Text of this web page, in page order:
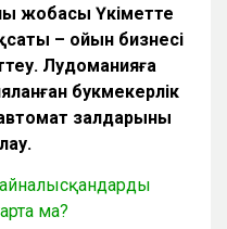
жобасы Үкіметте
– ойын бизнесі
Лудоманияға
букмекерлік
залдарының
ма?